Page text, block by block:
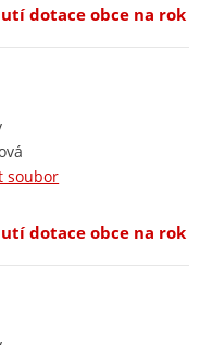
dotace obce na rok
soubor
dotace obce na rok